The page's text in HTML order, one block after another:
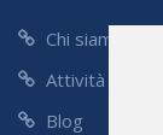
Chi siamo
Attività
Blog